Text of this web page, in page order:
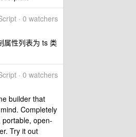
· 0 watchers
属性列表为 ts 类
· 0 watchers
builder that
Completely
open-
Try it out